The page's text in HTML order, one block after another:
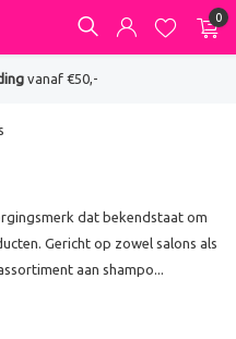
0
vanaf €50,-
dat bekendstaat om
Gericht op zowel salons als
aan shampo...